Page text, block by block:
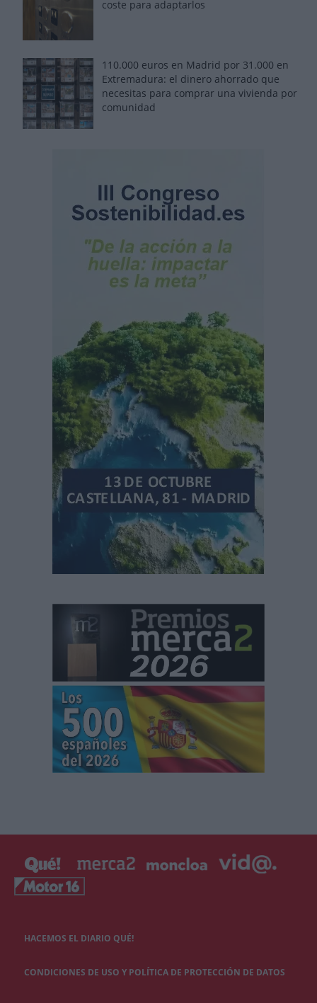
coste para adaptarlos
110.000 euros en Madrid por 31.000 en
Extremadura: el dinero ahorrado que
necesitas para comprar una vivienda por
comunidad
HACEMOS EL DIARIO QUÉ!
CONDICIONES DE USO Y POLÍTICA DE PROTECCIÓN DE DATOS